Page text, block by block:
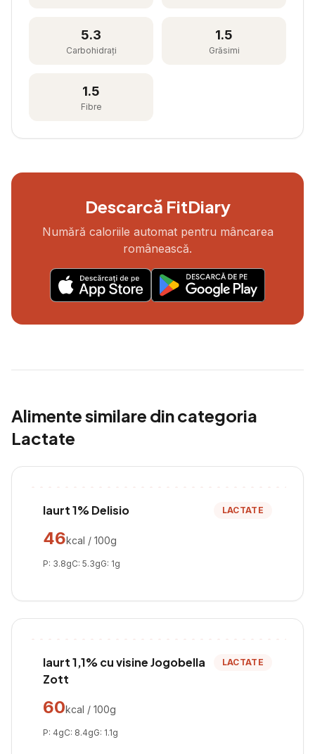
5.3
Carbohidrați
1.5
Grăsimi
1.5
Fibre
Descarcă FitDiary
Numără caloriile automat pentru mâncarea
românească.
Alimente similare din categoria
Lactate
Iaurt 1% Delisio LACTATE
46kcal / 100g
P: 3.8gC: 5.3gG: 1g
Iaurt 1,1% cu visine Jogobella
Zott
LACTATE
60kcal / 100g
P: 4gC: 8.4gG: 1.1g